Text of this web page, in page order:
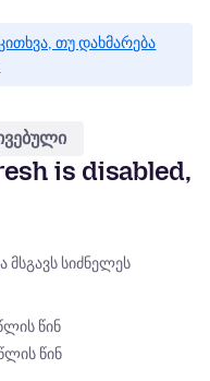
თუ დახმარება
is disabled,
მსგავს სიძნელეს
წინ
წინ